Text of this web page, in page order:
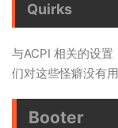
Quirks
与ACPI 相关的设
们对这些怪癖没有用
Booter